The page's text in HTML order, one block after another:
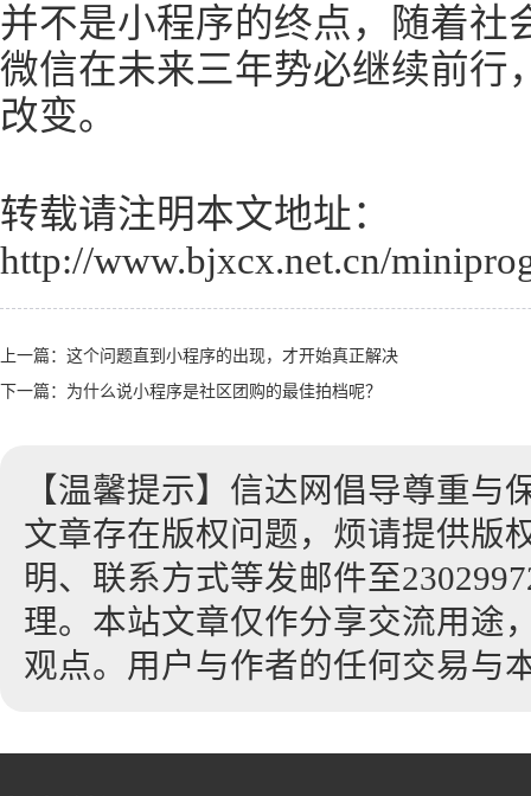
并不是小程序的终点，随着社
微信在未来三年势必继续前行
改变。
转载请注明本文地址：
http://www.bjxcx.net.cn/
上一篇： 这个问题直到小程序的出现，才开始真正解决
下一篇： 为什么说小程序是社区团购的最佳拍档呢？
【温馨提示】信达网倡导尊重与
文章存在版权问题，烦请提供版
明、联系方式等发邮件至
理。本站文章仅作分享交流用途
观点。用户与作者的任何交易与